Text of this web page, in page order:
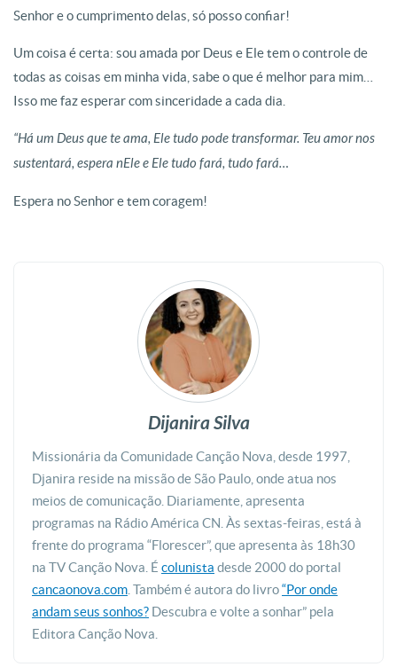
Senhor e o cumprimento delas, só posso confiar!
Um coisa é certa: sou amada por Deus e Ele tem o controle de
todas as coisas em minha vida, sabe o que é melhor para mim…
Isso me faz esperar com sinceridade a cada dia.
“Há um Deus que te ama, Ele tudo pode transformar. Teu amor nos
sustentará, espera nEle e Ele tudo fará, tudo fará…
Espera no Senhor e tem coragem!
Dijanira Silva
Missionária da Comunidade Canção Nova, desde 1997,
Djanira reside na missão de São Paulo, onde atua nos
meios de comunicação. Diariamente, apresenta
programas na Rádio América CN. Às sextas-feiras, está à
frente do programa “Florescer”, que apresenta às 18h30
na TV Canção Nova. É colunista desde 2000 do portal
cancaonova.com . Também é autora do livro“Por onde
andam seus sonhos? Descubra e volte a sonhar” pela
Editora Canção Nova.